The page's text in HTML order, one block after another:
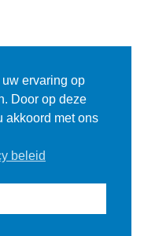
verklaring
ervaring op
Door op deze
akkoord met ons
beleid